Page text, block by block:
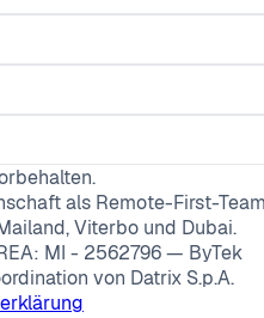
als Remote-First-
Viterbo und Dubai.
MI - 2562796 — ByTek
von Datrix S.p.A.